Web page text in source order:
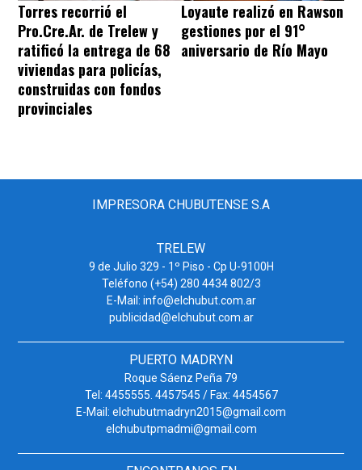
Torres recorrió el
Pro.Cre.Ar. de Trelew y
ratificó la entrega de 68
viviendas para policías,
construidas con fondos
provinciales
Loyaute realizó en Rawson
gestiones por el 91°
aniversario de Río Mayo
IMPRESORA CHUBUTENSE S.A
TRELEW
9 de Julio 329 - 1º Piso - Cp U-9100H
Teléfono (+54) 280 4434 802/3
E-Mail: info@elchubut.com.ar
publicidad@elchubut.com.ar
PUERTO MADRYN
Roque Sáenz Peña 79
Tel: 4455555. 4457545 / Fax: 4454567
E-Mail: elchubutmadryn2015@gmail.com
elchubutpmadmi@gmail.com